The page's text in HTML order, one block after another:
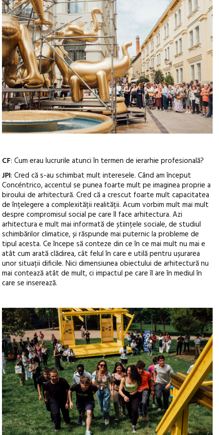
CF: Cum erau lucrurile atunci în termen de ierarhie profesională?
JPI: Cred că s-au schimbat mult interesele. Când am început
Concéntrico, accentul se punea foarte mult pe imaginea proprie a
biroului de arhitectură. Cred că a crescut foarte mult capacitatea
de înțelegere a complexității realității. Acum vorbim mult mai mult
despre compromisul social pe care îl face arhitectura. Azi
arhitectura e mult mai informată de științele sociale, de studiul
schimbărilor climatice, și răspunde mai puternic la probleme de
tipul acesta. Ce începe să conteze din ce în ce mai mult nu mai e
atât cum arată clădirea, cât felul în care e utilă pentru ușurarea
unor situații dificile. Nici dimensiunea obiectului de arhitectură nu
mai contează atât de mult, ci impactul pe care îl are în mediul în
care se inserează.